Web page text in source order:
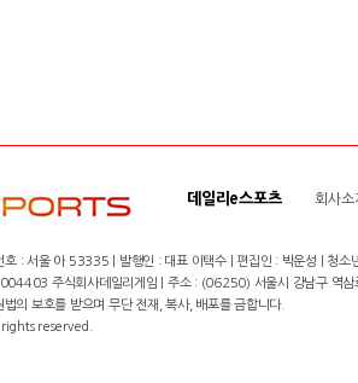
데일리e스포츠 회사소
호 : 서울 아 53335 | 발행인 : 대표 이택수 | 편집인 : 박운성 |
주식회사데일리게임 | 주소 : (06250) 서울시 강남구
의 보호를 받으며 무단 전재, 복사, 배포를 금합니다.
reserved.